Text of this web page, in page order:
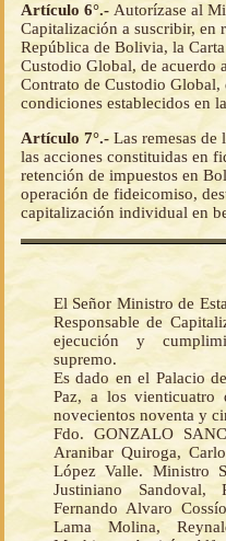
Artículo 6°.- Autorízase al
Capitalización a suscribir, en
República de Bolivia, la
Custodio Global, de acuerdo
Contrato de Custodio
condiciones establecidos en
Artículo 7°.- Las remesas de
las acciones constituidas en
retención de impuestos en
operación de fideicomiso,
capitalización individual en
El Señor Ministro de
Responsable de
ejecución y
supremo.
Es dado en el Palacio
Paz, a los
novecientos noventa y
Fdo. GONZALO
Aranibar Quiroga,
López Valle. Ministro
Justiniano Sandoval,
Fernando Alvaro
Lama Molina,